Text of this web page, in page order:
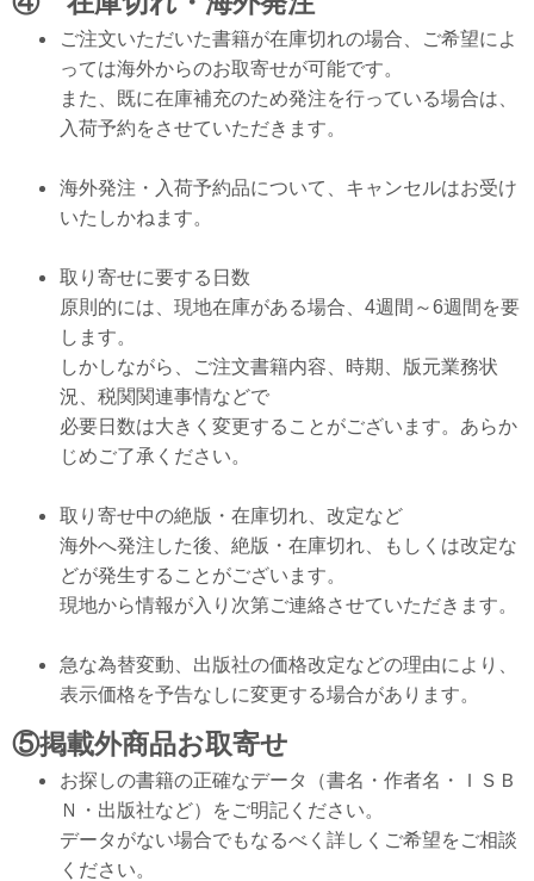
ご注文いただいた書籍が在庫切れの場合、ご希望によ
っては海外からのお取寄せが可能です。
また、既に在庫補充のため発注を行っている場合は、
入荷予約をさせていただきます。
海外発注・入荷予約品について、キャンセルはお受け
いたしかねます。
取り寄せに要する日数
原則的には、現地在庫がある場合、4週間～6週間を要
します。
しかしながら、ご注文書籍内容、時期、版元業務状
況、税関関連事情などで
必要日数は大きく変更することがございます。あらか
じめご了承ください。
取り寄せ中の絶版・在庫切れ、改定など
海外へ発注した後、絶版・在庫切れ、もしくは改定な
どが発生することがございます。
現地から情報が入り次第ご連絡させていただきます。
急な為替変動、出版社の価格改定などの理由により、
表示価格を予告なしに変更する場合があります。
⑤掲載外商品お取寄せ
お探しの書籍の正確なデータ（書名・作者名・ＩＳＢ
Ｎ・出版社など）をご明記ください。
データがない場合でもなるべく詳しくご希望をご相談
ください。